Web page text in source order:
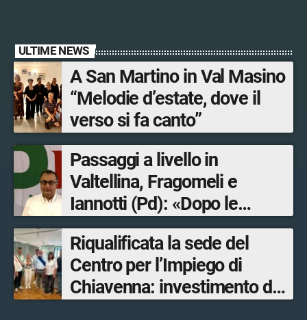
ULTIME NEWS
A San Martino in Val Masino
“Melodie d’estate, dove il
verso si fa canto”
Passaggi a livello in
Valtellina, Fragomeli e
Iannotti (Pd): «Dopo le
Olimpiadi solo un terzo delle
opere sostitutive sarà
ultimato entro il 2026»
Riqualificata la sede del
Centro per l’Impiego di
Chiavenna: investimento da